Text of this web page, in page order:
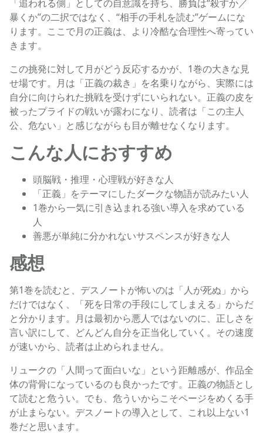
「追われる側」としての自意識を持ち、勝負は“殺すか／
暴くか”の二択ではなく、“相手の手札を読む”ゲームにな
ります。ここで月の正義は、より冷酷な合理性へ寄ってい
きます。
この挑発に対して月がどう反応するかが、1巻の大きな見
せ場です。月は「正義の裁き」を名乗りながら、実際には
自分に向けられた挑戦を受けずにいられない。正義の皮を
被ったプライドの戦いが露わになり、読者は「この主人
公、危ない」と感じながらも目が離せなくなります。
こんな人におすすめ
頭脳戦・推理・心理戦が好きな人
「正義」をテーマにしたダークな物語が読みたい人
1巻から一気に引き込まれる強い導入を求めている
人
善悪が単純に分かれないサスペンスが好きな人
感想
第1巻を読むと、デスノートが怖いのは「人が死ぬ」から
だけではなく、「死を日常の手段にしてしまえる」からだ
と分かります。月は最初から悪人ではないのに、正しさを
言い訳にして、どんどん自分を正当化していく。その速度
が速いから、読者は止められません。
リュークの「人間って面白いな」という距離感が、作品全
体の背骨になっているのも良かったです。正義の物語とし
て読むと危うい。でも、危ういからこそページをめくる手
が止まらない。デスノートの導入として、これ以上ない1
巻だと思います。